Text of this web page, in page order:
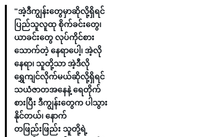
“အဲ့ဒီကျွန်းတွေမှာဆိုလို့ရှိရင်
ပြည်သူလူထု စိုက်ခင်းတွေ၊
ယာခင်းတွေ လုပ်ကိုင်စား
သောက်တဲ့ နေရာပေါ့၊ အဲ့လို
နေရာ၊ သူတို့သာ အဲ့ဒီလို
ရွှေကျင်လိုက်မယ်ဆိုလို့ရှိရင်
သယံဇာတအနေနဲ့ ရေတိုက်
စားပြီး ဒီကျွန်းတွေက ပါသွား
နိုင်တယ်၊ နောက်
တဖြည်းဖြည်း သူတို့ရဲ့